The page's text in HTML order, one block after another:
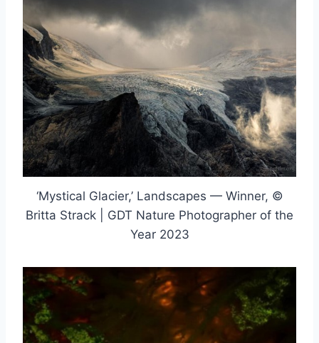
‘Mystical Glacier,’ Landscapes — Winner, ©
Britta Strack | GDT Nature Photographer of the
Year 2023
取消 搜索